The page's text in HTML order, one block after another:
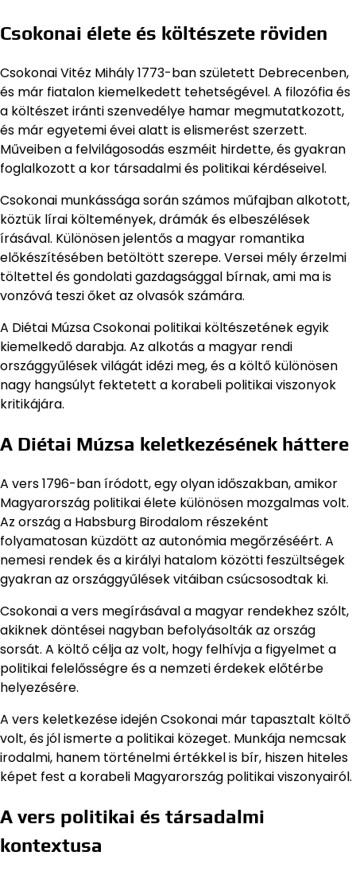
Csokonai élete és költészete röviden
Csokonai Vitéz Mihály 1773-ban született Debrecenben,
és már fiatalon kiemelkedett tehetségével. A filozófia és
a költészet iránti szenvedélye hamar megmutatkozott,
és már egyetemi évei alatt is elismerést szerzett.
Műveiben a felvilágosodás eszméit hirdette, és gyakran
foglalkozott a kor társadalmi és politikai kérdéseivel.
Csokonai munkássága során számos műfajban alkotott,
köztük lírai költemények, drámák és elbeszélések
írásával. Különösen jelentős a magyar romantika
előkészítésében betöltött szerepe. Versei mély érzelmi
töltettel és gondolati gazdagsággal bírnak, ami ma is
vonzóvá teszi őket az olvasók számára.
A Diétai Múzsa Csokonai politikai költészetének egyik
kiemelkedő darabja. Az alkotás a magyar rendi
országgyűlések világát idézi meg, és a költő különösen
nagy hangsúlyt fektetett a korabeli politikai viszonyok
kritikájára.
A Diétai Múzsa keletkezésének háttere
A vers 1796-ban íródott, egy olyan időszakban, amikor
Magyarország politikai élete különösen mozgalmas volt.
Az ország a Habsburg Birodalom részeként
folyamatosan küzdött az autonómia megőrzéséért. A
nemesi rendek és a királyi hatalom közötti feszültségek
gyakran az országgyűlések vitáiban csúcsosodtak ki.
Csokonai a vers megírásával a magyar rendekhez szólt,
akiknek döntései nagyban befolyásolták az ország
sorsát. A költő célja az volt, hogy felhívja a figyelmet a
politikai felelősségre és a nemzeti érdekek előtérbe
helyezésére.
A vers keletkezése idején Csokonai már tapasztalt költő
volt, és jól ismerte a politikai közeget. Munkája nemcsak
irodalmi, hanem történelmi értékkel is bír, hiszen hiteles
képet fest a korabeli Magyarország politikai viszonyairól.
A vers politikai és társadalmi
kontextusa